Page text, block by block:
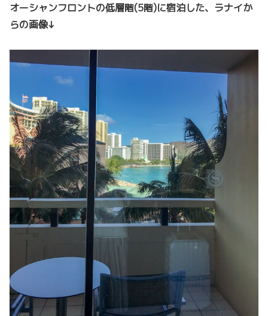
オーシャンフロントの低層階(5階)に宿泊した、ラナイか
らの画像↓